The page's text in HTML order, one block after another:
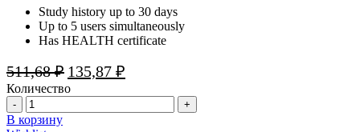
511,68 ₽.
Study history up to 30 days
Up to 5 users simultaneously
Has HEALTH certificate
511,68₽ Первоначальная
цена
составляла
511,68 ₽.
135,87 ₽
цена:
135,87 ₽.
Количество
Количество
В корзину